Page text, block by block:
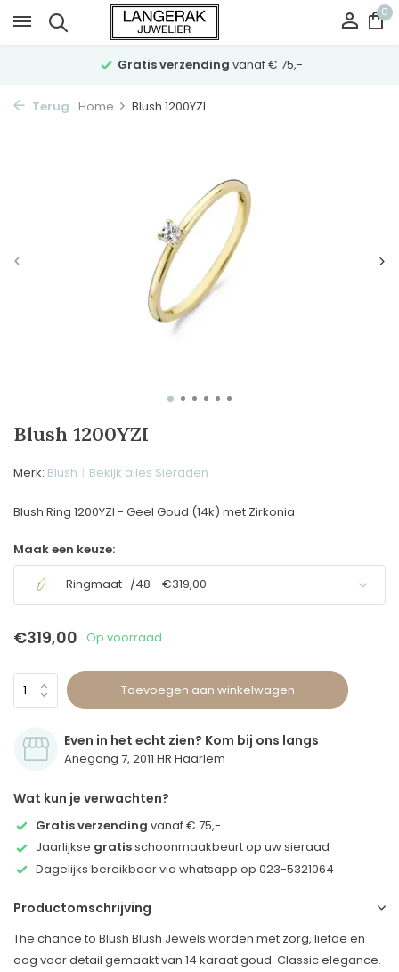
0
Gratis verzending vanaf € 75,-
Terug Home Blush 1200YZI
Blush 1200YZI
Merk: Blush Bekijk alles Sieraden
Blush Ring 1200YZI - Geel Goud (14k) met Zirkonia
Maak een keuze:
Ringmaat : /48 - €319,00
€319,00 Op voorraad
Toevoegen aan winkelwagen
Even in het echt zien? Kom bij ons langs
Anegang 7, 2011 HR Haarlem
Wat kun je verwachten?
Gratis verzending vanaf € 75,-
Jaarlijkse gratisschoonmaakbeurt op uw sieraad
Dagelijks bereikbaar via whatsapp op 023-5321064
Productomschrijving
The chance to Blush Blush Jewels worden met zorg, liefde en
oog voor detail gemaakt van 14 karaat goud. Classic elegance.